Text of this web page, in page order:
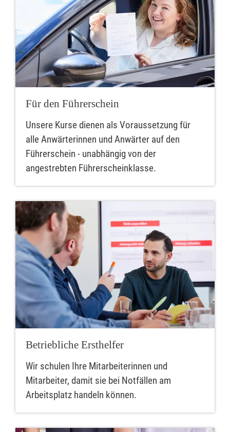
Für den Führerschein
Unsere Kurse dienen als Voraussetzung für
alle Anwärterinnen und Anwärter auf den
Führerschein - unabhängig von der
angestrebten Führerscheinklasse.
Betriebliche Ersthelfer
Wir schulen Ihre Mitarbeiterinnen und
Mitarbeiter, damit sie bei Notfällen am
Arbeitsplatz handeln können.